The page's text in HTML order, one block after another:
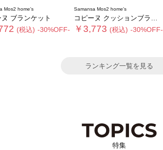
Mos2 home's
ヌ ブランケット
(税込) -30%OFF-
Samansa Mos2 home's
コピーヌ クッションブランケット
￥3,773 (税込) -30%OFF-
ランキング一覧を見る
特集